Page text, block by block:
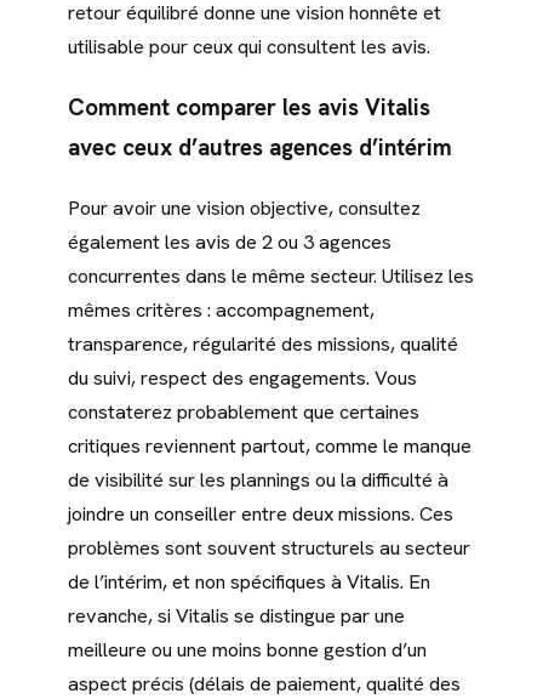
retour équilibré donne une vision honnête et
utilisable pour ceux qui consultent les avis.
Comment comparer les avis Vitalis
avec ceux d’autres agences d’intérim
Pour avoir une vision objective, consultez
également les avis de 2 ou 3 agences
concurrentes dans le même secteur. Utilisez les
mêmes critères : accompagnement,
transparence, régularité des missions, qualité
du suivi, respect des engagements. Vous
constaterez probablement que certaines
critiques reviennent partout, comme le manque
de visibilité sur les plannings ou la difficulté à
joindre un conseiller entre deux missions. Ces
problèmes sont souvent structurels au secteur
de l’intérim, et non spécifiques à Vitalis. En
revanche, si Vitalis se distingue par une
meilleure ou une moins bonne gestion d’un
aspect précis (délais de paiement, qualité des